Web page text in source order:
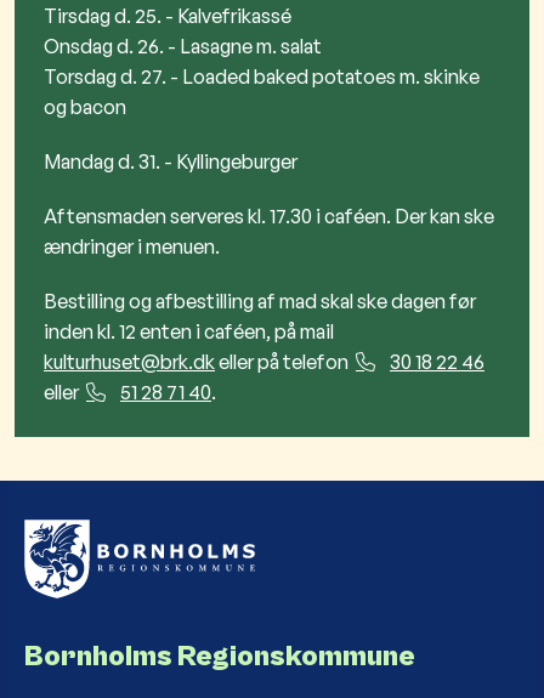
Tirsdag d. 25. - Kalvefrikassé
Onsdag d. 26. - Lasagne m. salat
Torsdag d. 27. - Loaded baked potatoes m. skinke
og bacon
Mandag d. 31. - Kyllingeburger
Aftensmaden serveres kl. 17.30 i caféen. Der kan ske
ændringer i menuen.
Bestilling og afbestilling af mad skal ske dagen før
inden kl. 12 enten i caféen, på mail
kulturhuset@brk.dkeller på telefon
30 18 22 46
eller
51 28 71 40.
Bornholms Regionskommune